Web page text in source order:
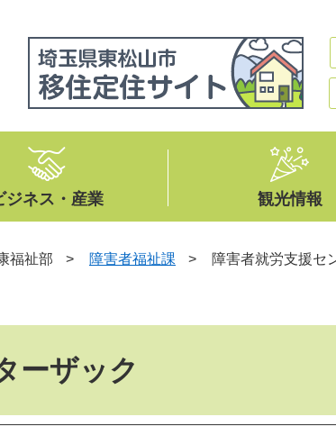
ジネス・産業 観光情報
福祉部 > 障害者福祉課 > 障害者就労支援セ
ーザック